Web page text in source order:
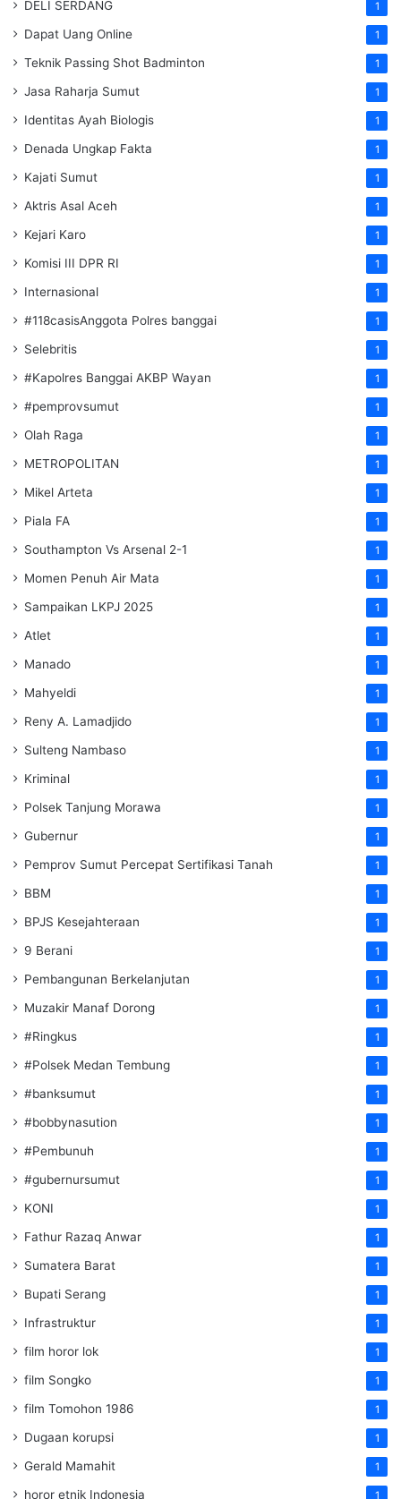
DELI SERDANG 1
Dapat Uang Online 1
Teknik Passing Shot Badminton 1
Jasa Raharja Sumut 1
Identitas Ayah Biologis 1
Denada Ungkap Fakta 1
Kajati Sumut 1
Aktris Asal Aceh 1
Kejari Karo 1
Komisi III DPR RI 1
Internasional 1
#118casisAnggota Polres banggai 1
Selebritis 1
#Kapolres Banggai AKBP Wayan 1
#pemprovsumut 1
Olah Raga 1
METROPOLITAN 1
Mikel Arteta 1
Piala FA 1
Southampton Vs Arsenal 2-1 1
Momen Penuh Air Mata 1
Sampaikan LKPJ 2025 1
Atlet 1
Manado 1
Mahyeldi 1
Reny A. Lamadjido 1
Sulteng Nambaso 1
Kriminal 1
Polsek Tanjung Morawa 1
Gubernur 1
Pemprov Sumut Percepat Sertifikasi Tanah 1
BBM 1
BPJS Kesejahteraan 1
9 Berani 1
Pembangunan Berkelanjutan 1
Muzakir Manaf Dorong 1
#Ringkus 1
#Polsek Medan Tembung 1
#banksumut 1
#bobbynasution 1
#Pembunuh 1
#gubernursumut 1
KONI 1
Fathur Razaq Anwar 1
Sumatera Barat 1
Bupati Serang 1
Infrastruktur 1
film horor lok 1
film Songko 1
film Tomohon 1986 1
Dugaan korupsi 1
Gerald Mamahit 1
horor etnik Indonesia 1